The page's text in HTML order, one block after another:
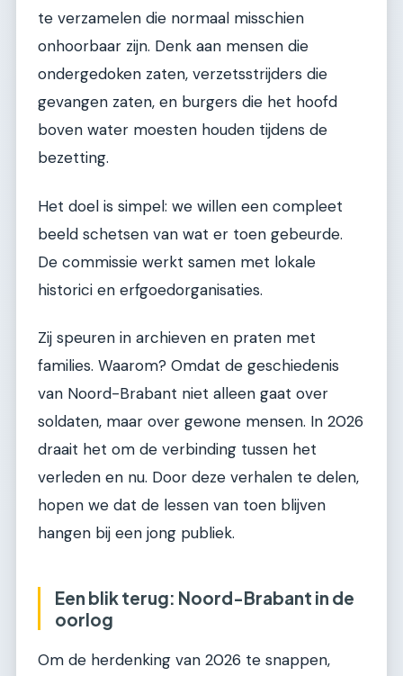
te verzamelen die normaal misschien
onhoorbaar zijn. Denk aan mensen die
ondergedoken zaten, verzetsstrijders die
gevangen zaten, en burgers die het hoofd
boven water moesten houden tijdens de
bezetting.
Het doel is simpel: we willen een compleet
beeld schetsen van wat er toen gebeurde.
De commissie werkt samen met lokale
historici en erfgoedorganisaties.
Zij speuren in archieven en praten met
families. Waarom? Omdat de geschiedenis
van Noord-Brabant niet alleen gaat over
soldaten, maar over gewone mensen. In 2026
draait het om de verbinding tussen het
verleden en nu. Door deze verhalen te delen,
hopen we dat de lessen van toen blijven
hangen bij een jong publiek.
Een blik terug: Noord-Brabant in de
oorlog
Om de herdenking van 2026 te snappen,